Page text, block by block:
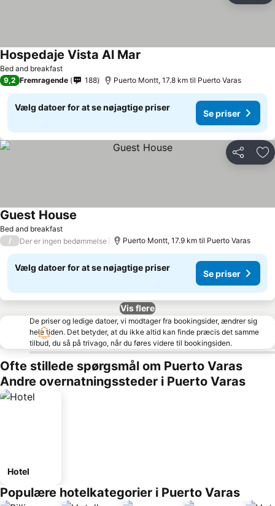
Bed and breakfast
Hospedaje Vista Al Mar
9,2 Fremragende 188 Puerto Montt, 17.8 km til Puerto Varas
Vælg datoer for at se nøjagtige priser
Se priser
Del
Bed and breakfast
Guest House
/ Der er ingen bedømmelse Puerto Montt, 17.9 km til Puerto Varas
Vælg datoer for at se nøjagtige priser
Se priser
Vis flere
De priser og ledige datoer, vi modtager fra bookingsider, ændrer sig
hele tiden. Det betyder, at du ikke altid kan finde præcis det samme
tilbud, du så på trivago, når du føres videre til bookingsiden.
Ofte stillede spørgsmål om Puerto Varas
Andre overnatningssteder i Puerto Varas
Hotel
Populære hotelkategorier i Puerto Varas